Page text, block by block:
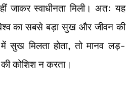
जाकर स्वाधीनता मिली। अत: यह
का सबसे बड़ा सुख और जीवन की
में सुख मिलता होता, तो मानव लड़-
कोशिश न करता।